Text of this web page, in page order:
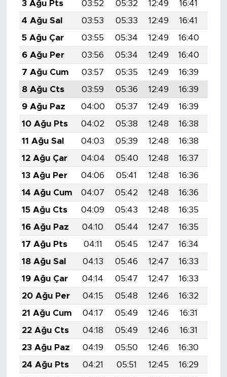
3 Ağu Pts
03:52 05:32 12:49 16:41
4 Ağu Sal
03:53 05:33 12:49 16:41
5 Ağu Çar
03:55 05:34 12:49 16:40
6 Ağu Per
03:56 05:34 12:49 16:40
7 Ağu Cum
03:57 05:35 12:49 16:39
8 Ağu Cts
03:59 05:36 12:49 16:39
9 Ağu Paz
04:00 05:37 12:49 16:39
10 Ağu Pts
04:02 05:38 12:48 16:38
11 Ağu Sal
04:03 05:39 12:48 16:38
12 Ağu Çar
04:04 05:40 12:48 16:37
13 Ağu Per
04:06 05:41 12:48 16:36
14 Ağu Cum
04:07 05:42 12:48 16:36
15 Ağu Cts
04:09 05:43 12:48 16:35
16 Ağu Paz
04:10 05:44 12:47 16:35
17 Ağu Pts
04:11 05:45 12:47 16:34
18 Ağu Sal
04:13 05:46 12:47 16:33
19 Ağu Çar
04:14 05:47 12:47 16:33
20 Ağu Per
04:15 05:48 12:46 16:32
21 Ağu Cum
04:17 05:49 12:46 16:31
22 Ağu Cts
04:18 05:49 12:46 16:31
23 Ağu Paz
04:19 05:50 12:46 16:30
24 Ağu Pts
04:21 05:51 12:45 16:29